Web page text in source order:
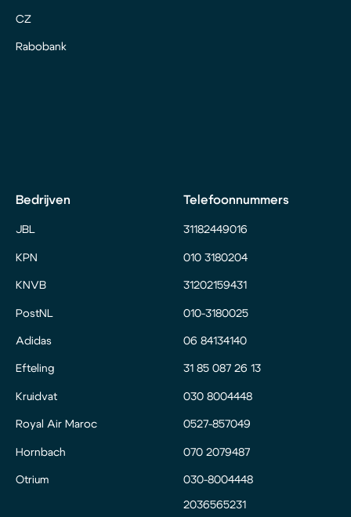
CZ
Rabobank
Bedrijven
JBL
KPN
KNVB
PostNL
Adidas
Efteling
Kruidvat
Royal Air Maroc
Hornbach
Otrium
Telefoonnummers
31182449016
010 3180204
31202159431
010-3180025
06 84134140
31 85 087 26 13
030 8004448
0527-857049
070 2079487
030-8004448
2036565231